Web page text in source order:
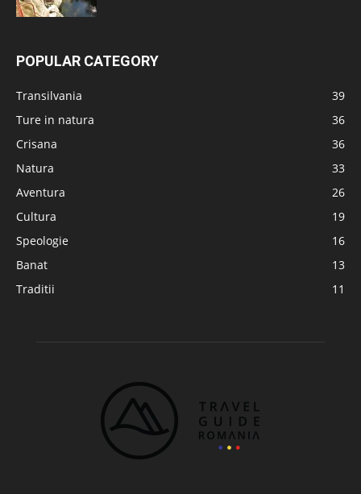
POPULAR CATEGORY
Transilvania
39
Ture in natura
36
Crisana
36
Natura
33
Aventura
26
Cultura
19
Speologie
16
Banat
13
Traditii
11